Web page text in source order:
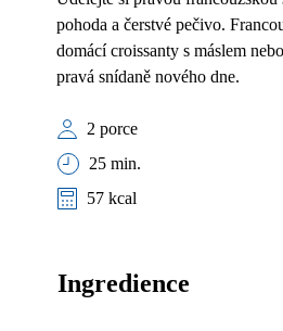
pohoda a čerstvé pečivo.
domácí croissanty s máslem
pravá snídaně nového dne.
2 porce
25 min.
57 kcal
Ingredience